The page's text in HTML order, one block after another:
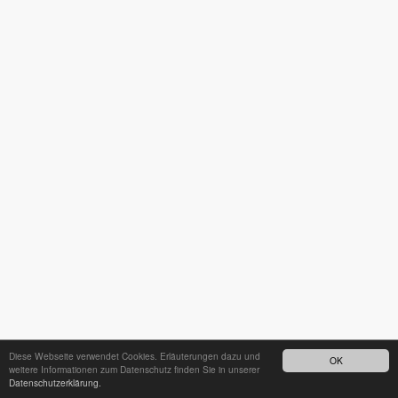
OK
Diese Webseite verwendet Cookies. Erläuterungen dazu und
weitere Informationen zum Datenschutz finden Sie in unserer
Datenschutzerklärung.24h - Bereitschaftsdienst unter